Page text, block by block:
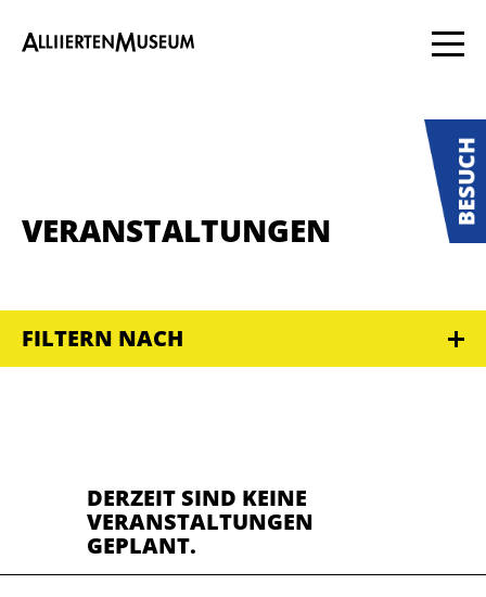
VERANSTALTUNGEN
FILTERN NACH
DERZEIT SIND KEINE
VERANSTALTUNGEN
GEPLANT.